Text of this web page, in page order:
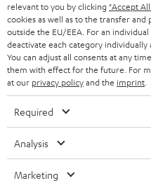
BLUETOOTH-LAUTSPRECHER
KOPFHÖRER
BLUETOOTH-KOPFHÖRER
LAUTSPRECHER
ULTIMA-SERIE
PARTNERPROGRAMM
BLOG
NEWSLETTER
STORES
DEINE VORTEILE BEI TEUFEL
TEUFEL STORY
SCHWEIZ
NIEDERLANDE
BELGIEN
POLEN
relevant to you by clicking "Accept
cookies as well as to the transfer
outside the EU/EEA. For an
deactivate each category
You can adjust all consents at any
them with effect for the future. For
at our privacy policyand the imprint
Required
Analysis
Marketing